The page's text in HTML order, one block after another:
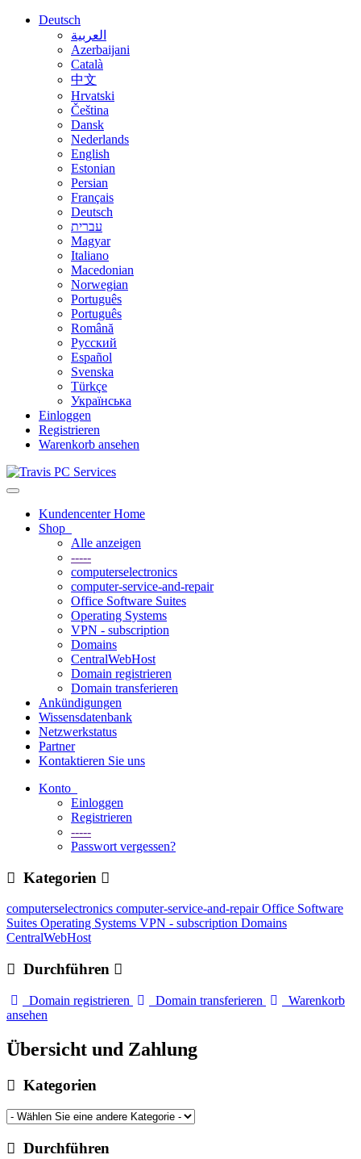
Deutsch
العربية
Azerbaijani
Català
中文
Hrvatski
Čeština
Dansk
Nederlands
English
Estonian
Persian
Français
Deutsch
עברית
Magyar
Italiano
Macedonian
Norwegian
Português
Português
Română
Русский
Español
Svenska
Türkçe
Українська
Einloggen
Registrieren
Warenkorb ansehen
Navigation
ein-/ausblenden
Kundencenter Home
Shop
Alle anzeigen
-----
computerselectronics
computer-service-and-repair
Office Software Suites
Operating Systems
VPN - subscription
Domains
CentralWebHost
Domain registrieren
Domain transferieren
Ankündigungen
Wissensdatenbank
Netzwerkstatus
Partner
Kontaktieren Sie uns
Konto
Einloggen
Registrieren
-----
Passwort vergessen?
Kategorien
computerselectronics computer-service-and-repairOffice Software
Suites Operating Systems VPN - subscription Domains
CentralWebHost
Durchführen
Domain registrieren Domain transferieren
Warenkorb
ansehen
Übersicht und Zahlung
Kategorien
Durchführen